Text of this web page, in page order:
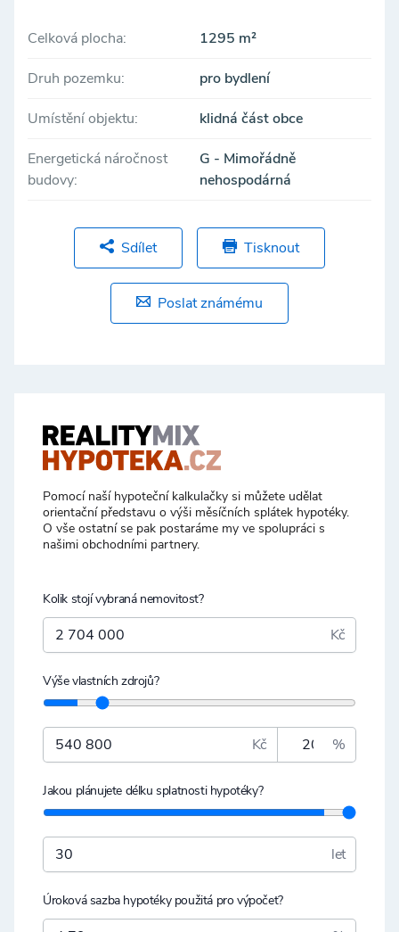
Celková plocha: 1295 m²
Druh pozemku: pro bydlení
Umístění objektu: klidná část obce
Energetická náročnost
budovy:
G - Mimořádně
nehospodárná
Sdílet Tisknout
Poslat známému
Pomocí naší hypoteční kalkulačky si můžete udělat
orientační představu o výši měsíčních splátek hypotéky.
O vše ostatní se pak postaráme my ve spolupráci s
našimi obchodními partnery.
Kolik stojí vybraná nemovitost?
Kč
Výše vlastních zdrojů?
Kč %
Jakou plánujete délku splatnosti hypotéky?
let
Úroková sazba hypotéky použitá pro výpočet?